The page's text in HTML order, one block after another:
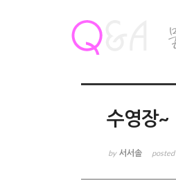
수영장~
by 서서솔 posted